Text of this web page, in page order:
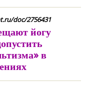
doc/2756431
йогу
в